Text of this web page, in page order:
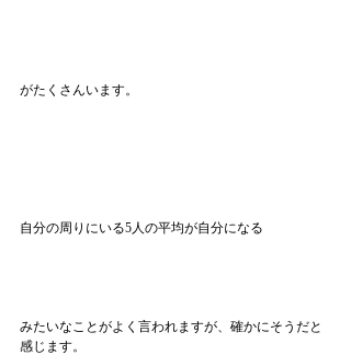
がたくさんいます。
自分の周りにいる5人の平均が自分になる
みたいなことがよく言われますが、確かにそうだと
感じます。